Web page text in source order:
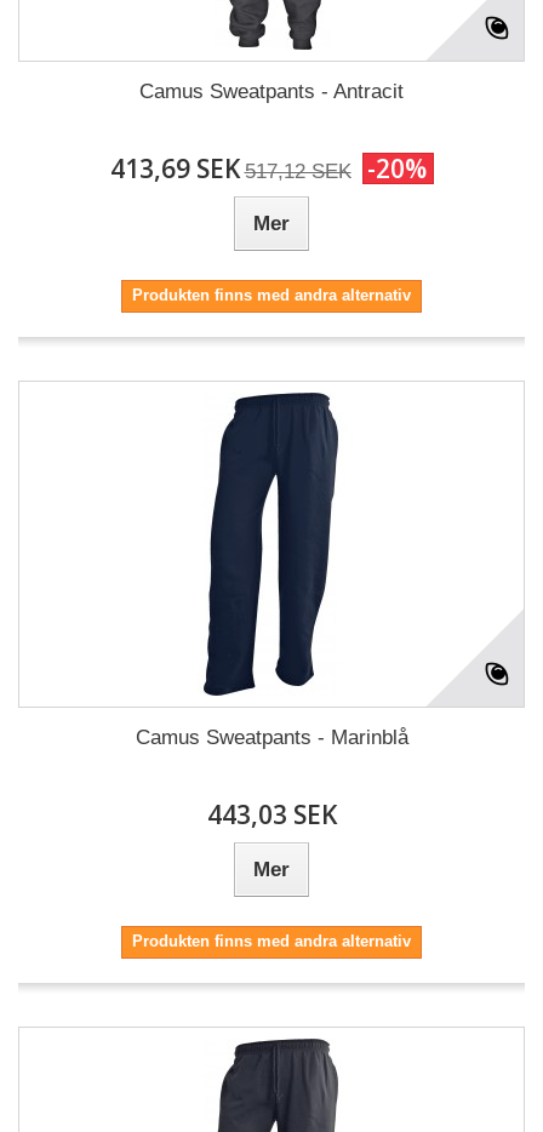
Camus Sweatpants - Antracit
413,69 SEK 517,12 SEK -20%
Mer
Produkten finns med andra alternativ
Camus Sweatpants - Marinblå
443,03 SEK
Mer
Produkten finns med andra alternativ